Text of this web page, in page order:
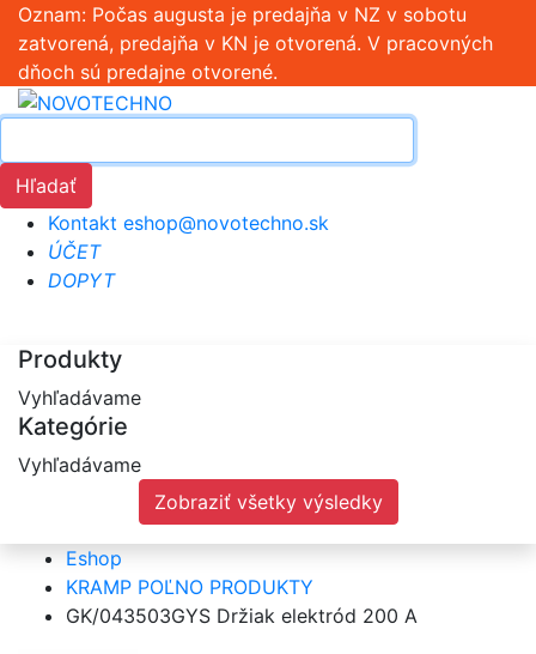
Oznam: Počas augusta je predajňa v NZ v sobotu
zatvorená, predajňa v KN je otvorená. V pracovných
dňoch sú predajne otvorené.
Hľadať
Kontakt eshop@novotechno.sk
ÚČET
DOPYT
Produkty
Vyhľadávame
Kategórie
Vyhľadávame
Zobraziť všetky výsledky
Eshop
KRAMP POĽNO PRODUKTY
GK/043503GYS Držiak elektród 200 A